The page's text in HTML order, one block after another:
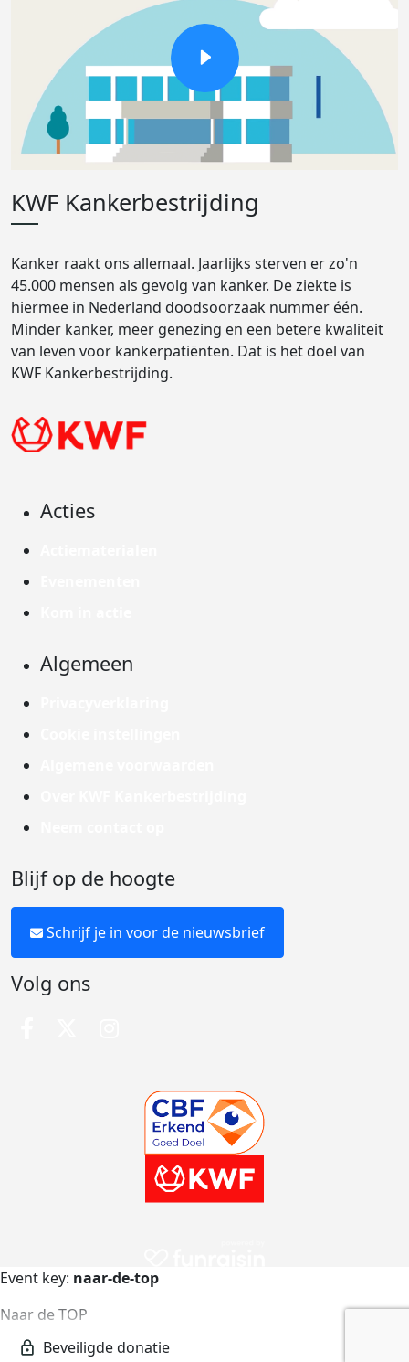
KWF Kankerbestrijding
Kanker raakt ons allemaal. Jaarlijks sterven er zo'n
45.000 mensen als gevolg van kanker. De ziekte is
hiermee in Nederland doodsoorzaak nummer één.
Minder kanker, meer genezing en een betere kwaliteit
van leven voor kankerpatiënten. Dat is het doel van
KWF Kankerbestrijding.
Acties
Algemeen
Blijf op de hoogte
Schrijf je in voor de nieuwsbrief
Volg ons
Event key: naar-de-top
Naar de TOP
naar-de-top